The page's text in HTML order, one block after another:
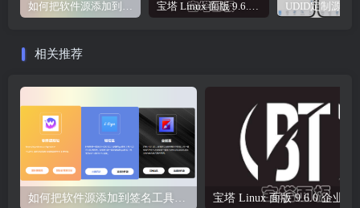
如何把软件源添加到签名工具，保姆级教学，小白都能学会！ 宝塔 Linux 面版 9.6.0 企业版/开心版详细教程，保姆级教学
相关推荐
如何把软件源添加到签名工具，保姆级教学，小白都能学会！